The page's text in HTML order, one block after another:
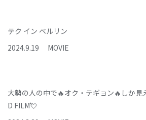
テク イン ベルリン
2024.9.19 MOVIE
大勢の人の中で🔥オク・テギョン🔥しか
D FILM💘